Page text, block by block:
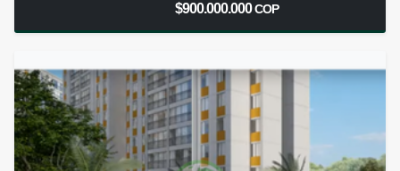
$900.000.000COP